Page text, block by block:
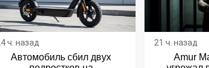
ч. назад
Автомобиль сбил двух
21 ч. назад
Amur